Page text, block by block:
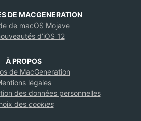
DE MACGENERATION
de macOS Mojave
d’iOS 12
À PROPOS
de MacGeneration
légales
des données personnelles
des cookies